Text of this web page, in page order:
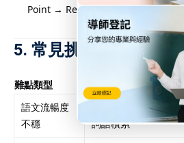
Point → Reason → Example →
5. 常見挑戰與應對策略
難點類型
建議對策
語文流暢度
不穩
每日10分鐘默寫短
詞語積累